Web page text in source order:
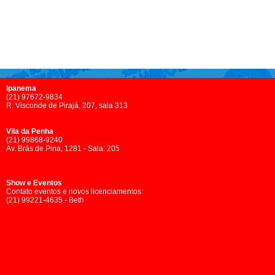
Ipanema
(21) 97672-9834
R. Visconde de Pirajá, 207, sala 313
Vila da Penha
(21) 99868-9240
Av. Brás de Pina, 1281 - Sala: 205
Show e Eventos
Contato eventos e novos licenciamentos:
(21) 99221-4635 - Beth